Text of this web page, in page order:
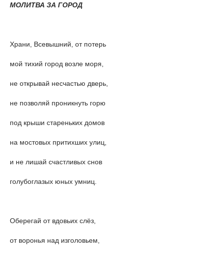
МОЛИТВА ЗА ГОРОД
Храни, Всевышний, от потерь
мой тихий город возле моря,
не открывай несчастью дверь,
не позволяй проникнуть горю
под крыши стареньких домов
на мостовых притихших улиц,
и не лишай счастливых снов
голубоглазых юных умниц.
Оберегай от вдовьих слёз,
от воронья над изголовьем,